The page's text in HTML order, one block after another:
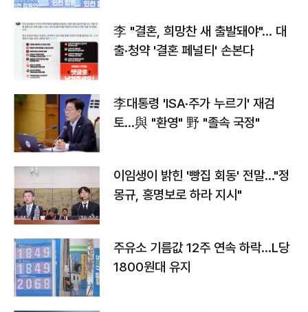
李 "결혼, 희망찬 새 출발돼야"… 대
출·청약 '결혼 페널티' 손본다
李대통령 'ISA·주가 누르기' 재검
토…與 "환영" 野 "졸속 국정"
이임생이 밝힌 '빵집 회동' 전말…"정
몽규, 홍명보로 하라 지시"
주유소 기름값 12주 연속 하락…L당
1800원대 유지